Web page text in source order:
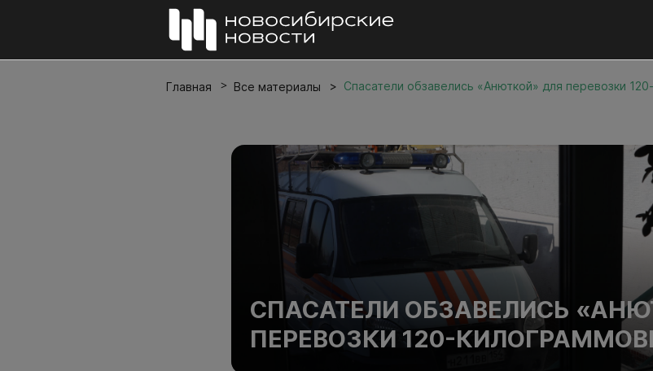
Главная Все материалы Спасатели обзавелись «Анюткой» для перевозки
СПАСАТЕЛИ ОБЗАВЕЛИСЬ
ПЕРЕВОЗКИ 120-